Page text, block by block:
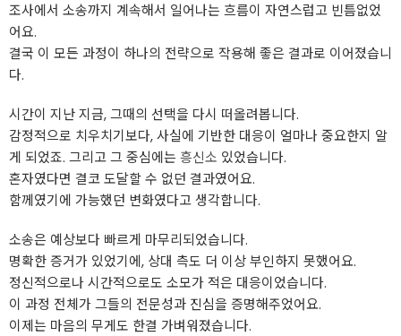
조사에서 소송까지 계속해서 일어나는 흐름이 자연스럽고 빈틈없었
어요.
결국 이 모든 과정이 하나의 전략으로 작용해 좋은 결과로 이어졌습니
다.
시간이 지난 지금, 그때의 선택을 다시 떠올려봅니다.
감정적으로 치우치기보다, 사실에 기반한 대응이 얼마나 중요한지 알
게 되었죠. 그리고 그 중심에는 흥신소 있었습니다.
혼자였다면 결코 도달할 수 없던 결과였어요.
함께였기에 가능했던 변화였다고 생각합니다.
소송은 예상보다 빠르게 마무리되었습니다.
명확한 증거가 있었기에, 상대 측도 더 이상 부인하지 못했어요.
정신적으로나 시간적으로도 소모가 적은 대응이었습니다.
이 과정 전체가 그들의 전문성과 진심을 증명해주었어요.
이제는 마음의 무게도 한결 가벼워졌습니다.